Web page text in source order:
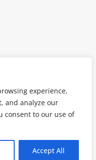
experience,
and analyze our
consent to our use of
Accept All